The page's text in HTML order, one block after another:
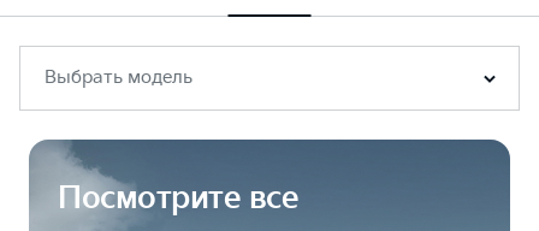
Выбрать модель
Посмотрите все